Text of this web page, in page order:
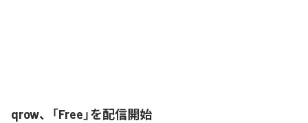
qrow、「Free」を配信開始